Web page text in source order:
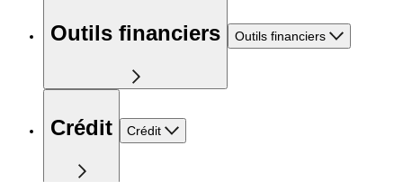
Outils financiers Outils financiers
Crédit Crédit